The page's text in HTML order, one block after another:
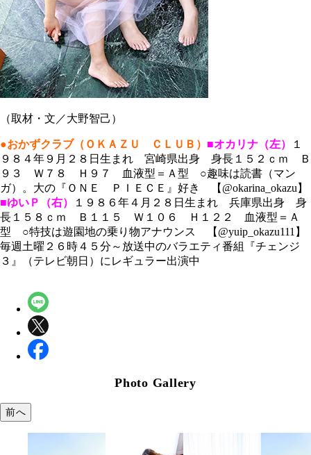
（取材・文／大野智己）
●おかずクラブ（ＯＫＡＺＵ ＣＬＵＢ） ■オカリナ（左）
１
９８４年９月２８日生まれ 宮崎県出身 身長１５２ｃｍ Ｂ
９３ Ｗ７８ Ｈ９７ 血液型＝Ａ型 ○趣味は読書（マン
ガ）。大の『ＯＮＥ ＰＩＥＣＥ』好き 【@okarina_okazu】
■ゆいＰ（右）
１９８６年４月２８日生まれ 兵庫県出身 身
長１５８ｃｍ Ｂ１１５ Ｗ１０６ Ｈ１２２ 血液型＝Ａ
型 ○特技は遊園地の乗り物アナウンス 【@yuip_okazu111】
毎週土曜２６時４５分～放送中のバラエティ番組『チェンジ
３』（テレビ朝日）にレギュラー出演中
Photo Gallery
前へ